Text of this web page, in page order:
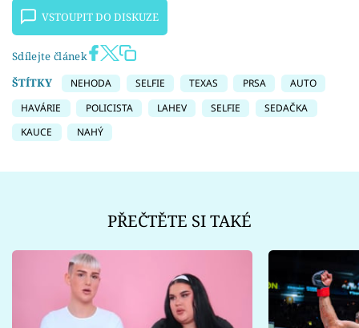
VSTOUPIT DO DISKUZE
Sdílejte článek
ŠTÍTKY
NEHODA SELFIE TEXAS PRSA
AUTO
HAVÁRIE
POLICISTA LAHEV SELFIE
SEDAČKA
KAUCE
NAHÝ
PŘEČTĚTE SI TAKÉ